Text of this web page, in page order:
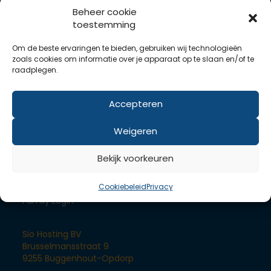
Beheer cookie
toestemming
Om de beste ervaringen te bieden, gebruiken wij technologieën
zoals cookies om informatie over je apparaat op te slaan en/of te
raadplegen.
Accepteren
Weigeren
Bekijk voorkeuren
CookiebeleidPrivacy
Drupal hosting
Servers
Dedicated server
VPS componenten
SLA
Family Login
Sio Hosting BV
Brusselmansstraat 9
9255 Buggenhout-Opdorp